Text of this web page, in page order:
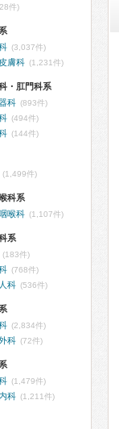
件)
(3,037件)
膚科 (1,231件)
・肛門科系
科 (893件)
(494件)
(144件)
(1,499件)
科系
喉科 (1,107件)
系
(183件)
(768件)
科 (536件)
(2,834件)
科 (72件)
(1,479件)
科 (1,211件)